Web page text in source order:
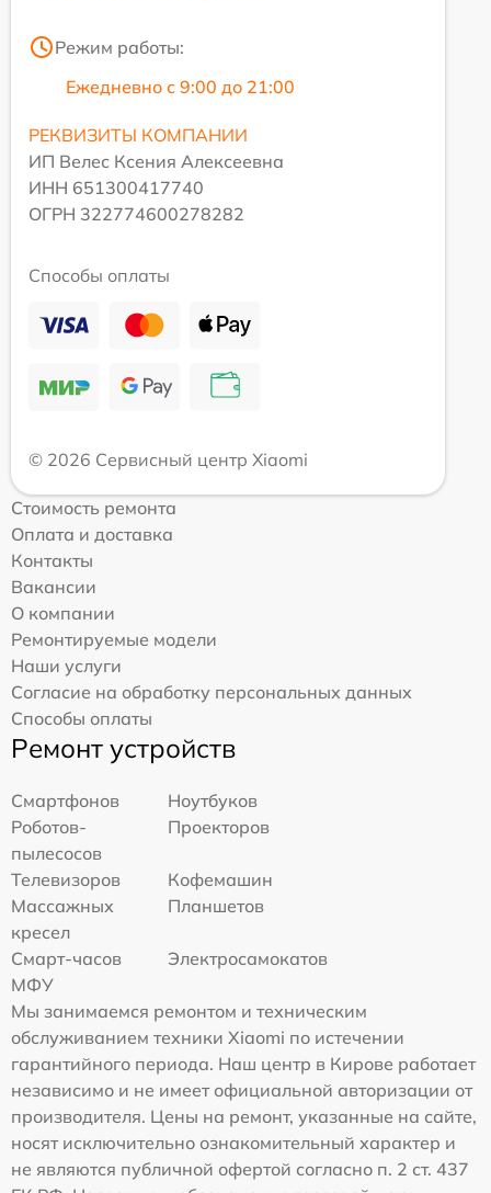
Режим работы:
Ежедневно с 9:00 до 21:00
РЕКВИЗИТЫ КОМПАНИИ
ИП Велес Ксения Алексеевна
ИНН 651300417740
ОГРН 322774600278282
Способы оплаты
© 2026 Сервисный центр Xiaomi
Стоимость ремонта
Оплата и доставка
Контакты
Вакансии
О компании
Ремонтируемые модели
Наши услуги
Согласие на обработку персональных данных
Способы оплаты
Ремонт устройств
Смартфонов
Ноутбуков
Роботов-
пылесосов
Проекторов
Телевизоров
Кофемашин
Массажных
кресел
Планшетов
Смарт-часов
Электросамокатов
МФУ
Мы занимаемся ремонтом и техническим
обслуживанием техники Xiaomi по истечении
гарантийного периода. Наш центр в Кирове работает
независимо и не имеет официальной авторизации от
производителя. Цены на ремонт, указанные на сайте,
носят исключительно ознакомительный характер и
не являются публичной офертой согласно п. 2 ст. 437